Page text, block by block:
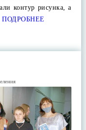
контур рисунка, а
ПОДРОБНЕЕ